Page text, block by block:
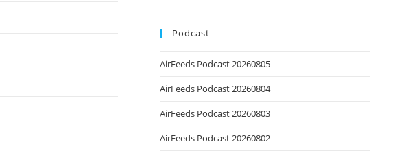
Podcast
AirFeeds Podcast 20260805
AirFeeds Podcast 20260804
AirFeeds Podcast 20260803
AirFeeds Podcast 20260802